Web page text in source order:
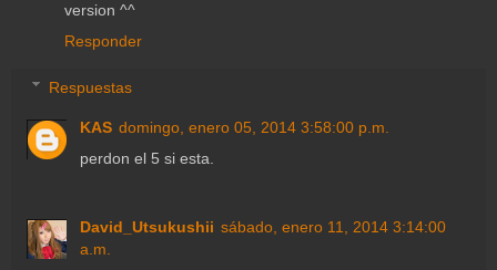
version ^^
Responder
Respuestas
KAS domingo, enero 05, 2014 3:58:00 p.m.
perdon el 5 si esta.
David_Utsukushii sábado, enero 11, 2014 3:14:00
a.m.